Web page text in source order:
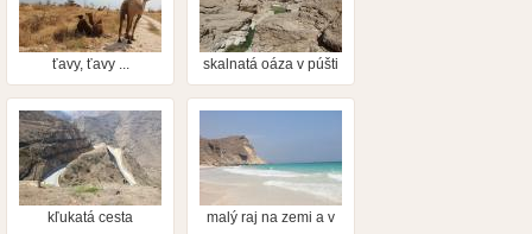
ťavy, ťavy ... skalnatá oáza v púšti
kľukatá cesta
malý raj na zemi a v